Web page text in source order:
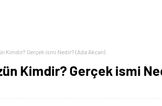
Kimdir? Gerçek ismi Nedir? (Ada Akcan)
Kimdir? Gerçek ismi